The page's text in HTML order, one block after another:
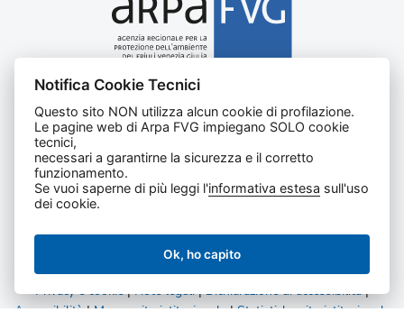
Agenzia regionale per la protezione dell’ambiente del
Friuli Venezia Giulia
C.F. e P. IVA 02096520305
Tel 0432 1918111
Privacy e cookie|Note legali|Dichiarazione di accessibilità|
Accessibilità|Mappa sito istituzionale|Statistiche sito istituzionale
Notifica Cookie Tecnici
Questo sito NON utilizza alcun cookie di profilazione.
Le pagine web di Arpa FVG impiegano SOLO cookie
tecnici,
necessari a garantirne la sicurezza e il corretto
funzionamento.
Se vuoi saperne di più leggi l'informativa estesa sull'uso
dei cookie.
Ok, ho capito